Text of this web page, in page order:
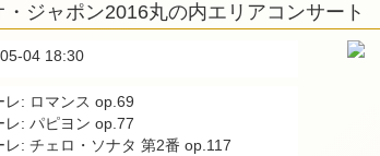
ジャポン2016丸の内エリアコンサート
04 18:30
レ: ロマンス op.69
レ: パピヨン op.77
レ: チェロ・ソナタ 第2番 op.117